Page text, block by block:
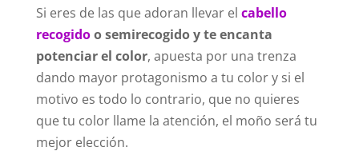
Si eres de las que adoran llevar el cabello
recogidoo semirecogido y te encanta
potenciar el color, apuesta por una trenza
dando mayor protagonismo a tu color y si el
motivo es todo lo contrario, que no quieres
que tu color llame la atención, el moño será tu
mejor elección.